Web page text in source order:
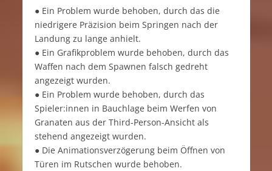
● Ein Problem wurde behoben, durch das die
niedrigere Präzision beim Springen nach der
Landung zu lange anhielt.
● Ein Grafikproblem wurde behoben, durch das
Waffen nach dem Spawnen falsch gedreht
angezeigt wurden.
● Ein Problem wurde behoben, durch das
Spieler:innen in Bauchlage beim Werfen von
Granaten aus der Third-Person-Ansicht als
stehend angezeigt wurden.
● Die Animationsverzögerung beim Öffnen von
Türen im Rutschen wurde behoben.